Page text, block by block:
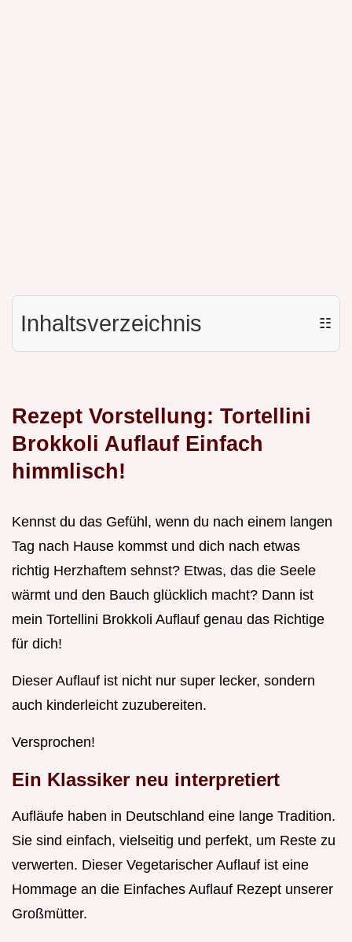
Inhaltsverzeichnis ☷
Rezept Vorstellung: Tortellini
Brokkoli Auflauf Einfach
himmlisch!
Kennst du das Gefühl, wenn du nach einem langen
Tag nach Hause kommst und dich nach etwas
richtig Herzhaftem sehnst? Etwas, das die Seele
wärmt und den Bauch glücklich macht? Dann ist
mein Tortellini Brokkoli Auflauf genau das Richtige
für dich!
Dieser Auflauf ist nicht nur super lecker, sondern
auch kinderleicht zuzubereiten.
Versprochen!
Ein Klassiker neu interpretiert
Aufläufe haben in Deutschland eine lange Tradition.
Sie sind einfach, vielseitig und perfekt, um Reste zu
verwerten. Dieser Vegetarischer Auflauf ist eine
Hommage an die Einfaches Auflauf Rezept unserer
Großmütter.